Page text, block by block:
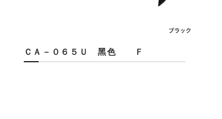
ＣＡ－０６５Ｕ 黑色 Ｆ